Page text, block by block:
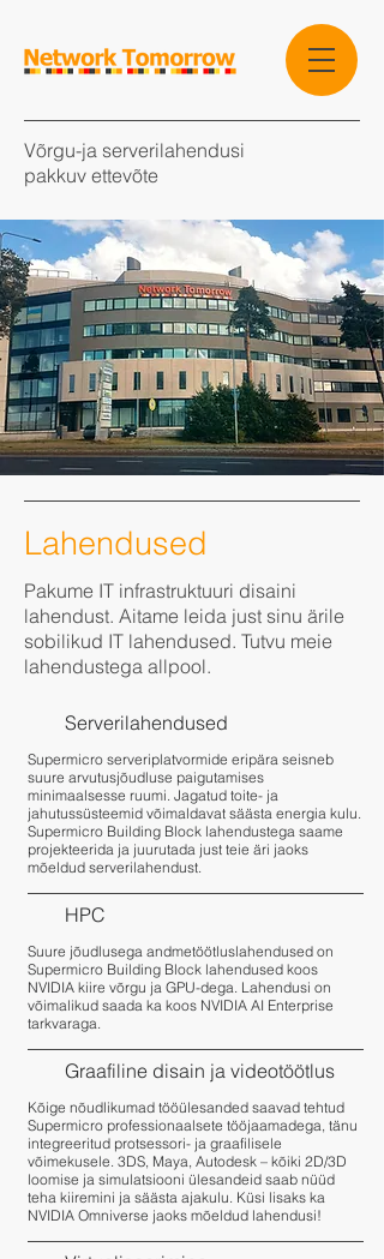
Võrgu-ja serverilahendusi
pakkuv ettevõte
Lahendused
Pakume IT infrastruktuuri disaini
lahendust. Aitame leida just sinu ärile
sobilikud IT lahendused. Tutvu meie
lahendustega allpool.
Serverilahendused
Supermicro serveriplatvormide eripära seisneb
suure arvutusjõudluse paigutamises
minimaalsesse ruumi. Jagatud toite- ja
jahutussüsteemid võimaldavat säästa energia kulu.
Supermicro Building Block lahendustega saame
projekteerida ja juurutada just teie äri jaoks
mõeldud serverilahendust.
HPC
Suure jõudlusega andmetöötluslahendused on
Supermicro Building Block lahendused koos
NVIDIA kiire võrgu ja GPU-dega. Lahendusi on
võimalikud saada ka koos NVIDIA AI Enterprise
tarkvaraga.
Graafiline disain ja videotöötlus
Kõige nõudlikumad tööülesanded saavad tehtud
Supermicro professionaalsete tööjaamadega, tänu
integreeritud protsessori- ja graafilisele
võimekusele. 3DS, Maya, Autodesk – kõiki 2D/3D
loomise ja simulatsiooni ülesandeid saab nüüd
teha kiiremini ja säästa ajakulu. Küsi lisaks ka
NVIDIA Omniverse jaoks mõeldud lahendusi!